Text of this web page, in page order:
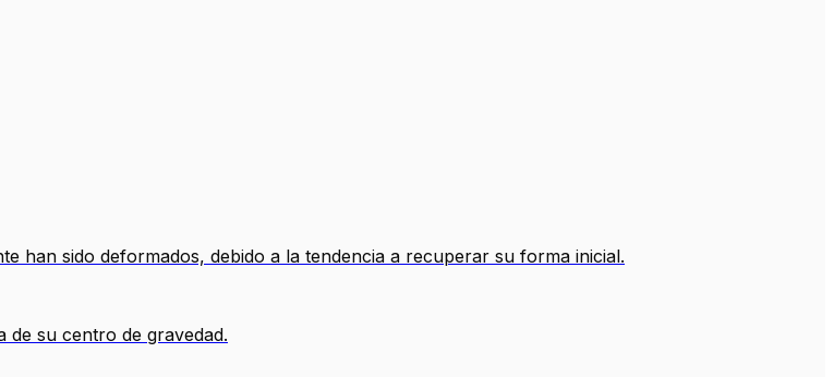
han sido deformados, debido a la tendencia a recuperar su forma inicial.
de su centro de gravedad.